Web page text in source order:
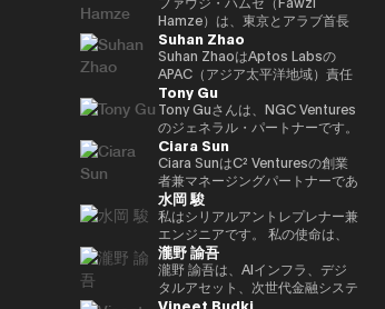
ジーランドでの市場ローンチをリ
ード。また、日本国内フィンテッ
ク企業の買収およびPMI（買収後
統合）を主導し、Googleのフィ
ンテック領域におけるプレゼンス
強化に貢献した。 それ以前は、
三井住友銀行およびJRIアメリカ
（ニューヨーク）にて、米州にお
けるグローバル・キャッシュマネ
ジメント・プラットフォームの統
括やブラジル市場への展開を担
当。伝統的金融とテクノロジーの
両領域における豊富な経験を有す
る。 INSEADにてMBAを取得。
南山大学総合政策学部卒業。
想通貨バブル」、「NFTの教科
書」。
非営利団体はLitecoin（LTC）の
普及、開発、そしてエコシステム
の成長に注力してきました。ロビ
ーはデジタルアセット／暗号資産
（クリプト）領域に11年にわた
り従事しており、Litecoin
Foundationの活動以外でも、グ
ローバルな取引所、ウォレット、
プライバシーツール、各種プロジ
ェクトの創業・共同創業や立ち上
げを支援してきました。 APAC統
括責任者として、ロビーは地域に
おけるLitecoinの機関投資家向
け、規制当局、政府との関係構築
およびプレゼンス拡大を担ってい
ます。また、カンファレンスやサ
ミット、メディアでLitecoinを代
Hamze）は、東京とアラブ首長
国連邦を拠点に活動する国際的な
投資・アドバイザリー持株グルー
プ、Assets Advisors
Capital（AAC）の創業者兼会長
です。AACは、不動産投資、金
融アドバイザリー、デジタル資産
インフラ、テクノロジーベンチャ
ーなどの分野に特化した企業群の
ポートフォリオを統括し、アジア
および湾岸地域における投資機会
への体系的なアクセスを求める国
際投資家や機関投資家を支援して
います。 ハムゼは、国際金融お
よびクロスボーダー取引において
15年以上の経験を持ち、グロー
バルな資本展開や戦略的投資イニ
Suhan Zhao
Suhan ZhaoはAptos Labsの
APAC（アジア太平洋地域）責任
者であり、機関投資家向けの高性
能パブリックLayer1ブロックチ
ェーンであるAptosの地域戦略、
事業成長、戦略的パートナーシッ
プを統括しています。 Aptos
Labs参画以前は、Ripple Labsに
てアジア太平洋地域における主要
な戦略的パートナーシップおよび
市場ネットワーク拡大を主導し、
金融機関、銀行、エンタープライ
ズ企業と密接に連携しながら、ブ
ロックチェーンの社会実装と普及
を推進しました。 キャリア初期
Tony Gu
Tony Guさんは、NGC Ventures
のジェネラル・パートナーです。
NGC Venturesを設立する前は、
クロスボーダーのバイアウト・ア
ドバイザリー・ファームである
Rhodium Capitalのジェネラ
ル・パートナーを務めていまし
た。Tonyさんは、北アジア諸国
での大規模なバイアウト取引に重
点を置き、テクノロジー、金融サ
ービス、消費者向けセクターなど
で複数の取引を完了し、合計取引
Ciara Sun
Ciara SunはC² Venturesの創業
者兼マネージングパートナーであ
り、これまでに150万ドル以上を
投資し、次世代のWeb3アプリケ
ーションを構築・拡張する開発者
の支援に注力しています。 C²
Ventures設立以前は、Huobi
Groupの副社長を務め、グロー
バル事業開発、グローバルマーケ
水岡 駿
私はシリアルアントレプレナー兼
エンジニアです。 私の使命は、
革新的なWeb3ビジネスを創出・
実践し、より良い社会に貢献する
ことです。 日本発のグローバル
に認知される企業を築き、私の取
瀧野 諭吾
瀧野 諭吾は、AIインフラ、デジ
タルアセット、次世代金融システ
ムの融合領域に注力するテクノロ
Vineet Budki